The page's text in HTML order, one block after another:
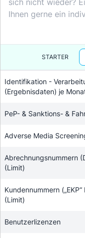
sich nicht wieder?
Ihnen gerne ein
STARTER
Identifikation -
(Ergebnisdaten) je
PeP- & Sanktions- &
Adverse Media
Abrechnungsnummern
(Limit)
Kundennummern
(Limit)
Benutzerlizenzen